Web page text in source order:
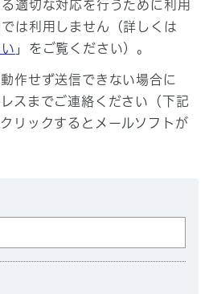
適切な対応を行うために利用
は利用しません（詳しくは
」をご覧ください）。
作せず送信できない場合に
スまでご連絡ください（下記
リックするとメールソフトが